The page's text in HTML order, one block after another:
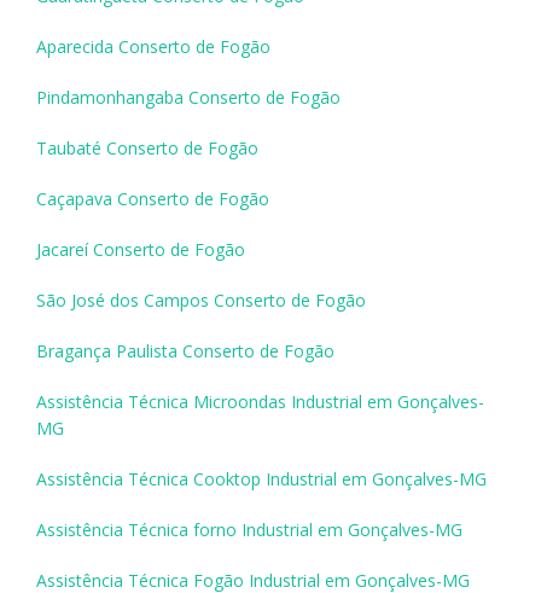
Aparecida Conserto de Fogão
Pindamonhangaba Conserto de Fogão
Taubaté Conserto de Fogão
Caçapava Conserto de Fogão
Jacareí Conserto de Fogão
São José dos Campos Conserto de Fogão
Bragança Paulista Conserto de Fogão
Assistência Técnica Microondas Industrial em Gonçalves-
MG
Assistência Técnica Cooktop Industrial em Gonçalves-MG
Assistência Técnica forno Industrial em Gonçalves-MG
Assistência Técnica Fogão Industrial em Gonçalves-MG